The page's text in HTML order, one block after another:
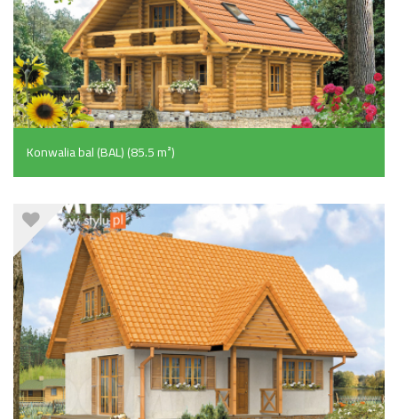
Konwalia bal (BAL) (85.5 m²)